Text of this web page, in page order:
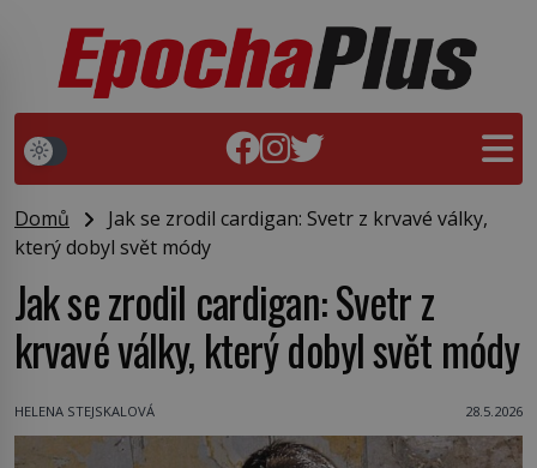
Domů
Jak se zrodil cardigan: Svetr z krvavé války,
který dobyl svět módy
Jak se zrodil cardigan: Svetr z
krvavé války, který dobyl svět módy
HELENA STEJSKALOVÁ 28.5.2026